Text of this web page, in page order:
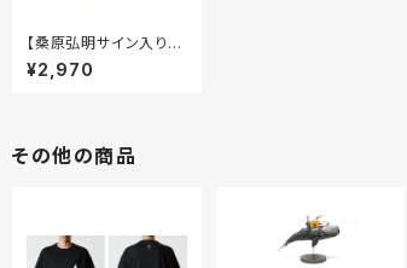
【桑原弘明サイン入り】
桑原弘明画集「湖畔地
図製作社」/桑原弘明 作
¥2,970
その他の商品